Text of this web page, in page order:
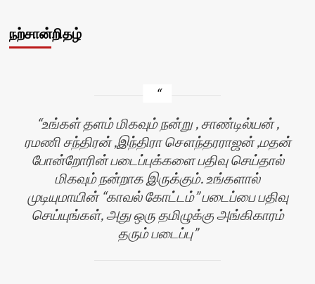
நற்சான்றிதழ்
உங்கள் தளம் மிகவும் நன்று , சாண்டில்யன் ,
ரமணி சந்திரன் ,இந்திரா சௌந்தரராஜன் ,மதன்
போன்றோரின் படைப்புக்களை பதிவு செய்தால்
மிகவும் நன்றாக இருக்கும். உங்களால்
முடியுமாயின் “காவல் கோட்டம்” படைப்பை பதிவு
செய்யுங்கள், அது ஒரு தமிழுக்கு அங்கிகாரம்
தரும் படைப்பு